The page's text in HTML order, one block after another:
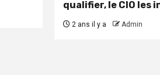
qualifier, le CIO les
2 ans il y a Admin